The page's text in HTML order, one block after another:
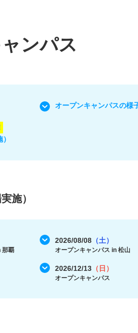
ンパス
オープンキャンパスの様
施）
那覇
2026/08/08（土）
オープンキャンパス in 松山
2026/12/13（日）
オープンキャンパス